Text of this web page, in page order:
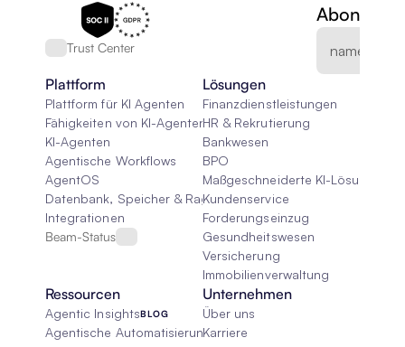
Trust Center
Plattform
Plattform für KI Agenten
Fähigkeiten von KI-Agenten
KI-Agenten
Agentische Workflows
AgentOS
Datenbank, Speicher & Rag
Integrationen
Beam-Status
Lösungen
Finanzdienstleistungen
HR & Rekrutierung
Bankwesen
BPO
Maßgeschneiderte KI-Lösungen
Kundenservice
Forderungseinzug
Gesundheitswesen
Versicherung
Immobilienverwaltung
Ressourcen
Agentic InsightsBLOG
Agentische Automatisierung 101
Unternehmen
Über uns
Karriere